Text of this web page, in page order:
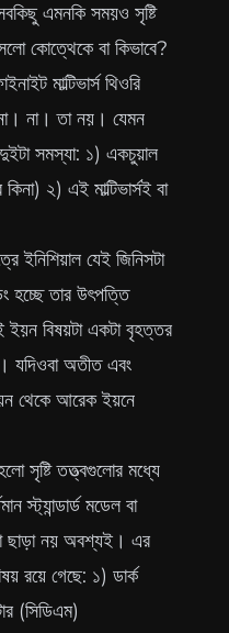
এমনকি সময়ও সৃষ্টি
কোত্থেকে বা কিভাবে?
মাল্টিভার্স থিওরি
না। তা নয়। যেমন
দুইটা সমস্যা: ১) একচুয়াল
২) এই মাল্টিভার্সই বা
ইনিশিয়াল যেই জিনিসটা
হচ্ছে তার উৎপত্তি
বিষয়টা একটা বৃহত্তর
যদিওবা অতীত এবং
থেকে আরেক ইয়নে
সৃষ্টি তত্ত্বগুলোর মধ্যে
স্ট্যান্ডার্ড মডেল বা
ছাড়া নয় অবশ্যই। এর
রয়ে গেছে: ১) ডার্ক
(সিডিএম)